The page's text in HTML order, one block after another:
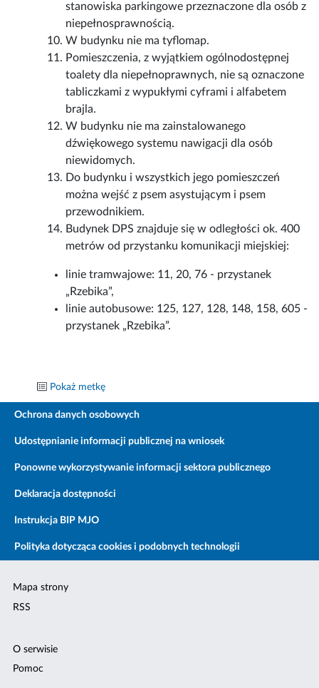
stanowiska parkingowe przeznaczone dla osób z
niepełnosprawnością.
W budynku nie ma tyflomap.
Pomieszczenia, z wyjątkiem ogólnodostępnej
toalety dla niepełnoprawnych, nie są oznaczone
tabliczkami z wypukłymi cyframi i alfabetem
brajla.
W budynku nie ma zainstalowanego
dźwiękowego systemu nawigacji dla osób
niewidomych.
Do budynku i wszystkich jego pomieszczeń
można wejść z psem asystującym i psem
przewodnikiem.
Budynek DPS znajduje się w odległości ok. 400
metrów od przystanku komunikacji miejskiej:
linie tramwajowe: 11, 20, 76 - przystanek
„Rzebika”,
linie autobusowe: 125, 127, 128, 148, 158, 605 -
przystanek „Rzebika”.
Pokaż metkę
Ochrona danych osobowych
Udostępnianie informacji publicznej na wniosek
Ponowne wykorzystywanie informacji sektora publicznego
Deklaracja dostępności
Instrukcja BIP MJO
Polityka dotycząca cookies i podobnych technologii
Mapa strony
RSS
O serwisie
Pomoc